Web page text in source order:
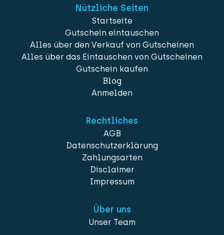
Nützliche Seiten
Startseite
Gutschein eintauschen
Alles über den Verkauf von Gutscheinen
Alles über das Eintauschen von Gutscheinen
Gutschein kaufen
Blog
Anmelden
Rechtliches
AGB
Datenschutzerklärung
Zahlungsarten
Disclaimer
Impressum
Über uns
Unser Team